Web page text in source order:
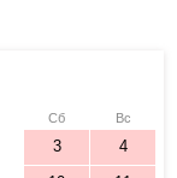
Сб
Вс
3 4